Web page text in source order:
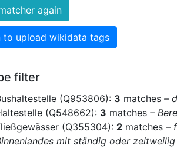
again
to upload wikidata tags
filter
(Q953806): 3 matches –
(Q548662): 3 matches –
(Q355304): 2matches –
mit ständig oder